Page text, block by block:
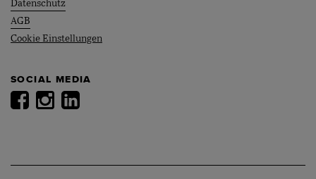
Datenschutz
AGB
Cookie Einstellungen
SOCIAL MEDIA